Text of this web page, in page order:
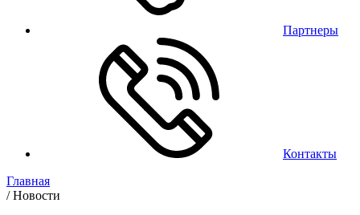
Партнеры
Контакты
Главная
/Новости